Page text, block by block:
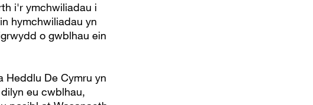
i'r ymchwiliadau i
hymchwiliadau yn
o gwblhau ein
Heddlu De Cymru yn
eu cwblhau,